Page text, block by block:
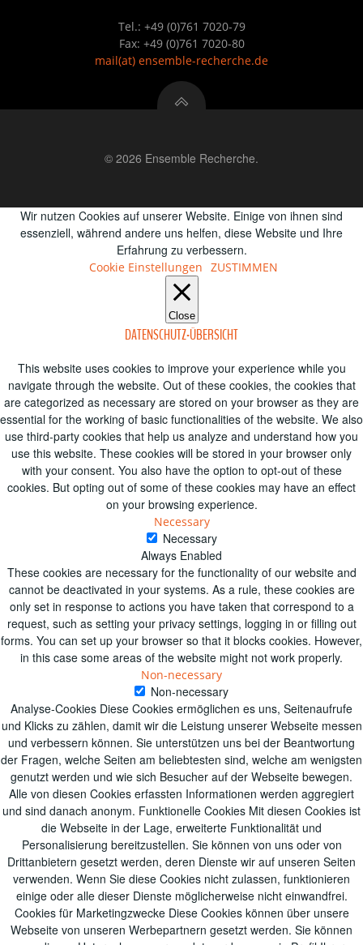
Tel.: +49 (0)761 7020-79
Fax: +49 (0)761 7020-80
mail(at) ensemble-recherche.de
© 2026 Ensemble Recherche.
Wir nutzen Cookies auf unserer Website. Einige von ihnen sind
essenziell, während andere uns helfen, diese Website und Ihre
Erfahrung zu verbessern.
Cookie Einstellungen ZUSTIMMEN
Close
DATENSCHUTZ-ÜBERSICHT
This website uses cookies to improve your experience while you
navigate through the website. Out of these cookies, the cookies that
are categorized as necessary are stored on your browser as they are
essential for the working of basic functionalities of the website. We also
use third-party cookies that help us analyze and understand how you
use this website. These cookies will be stored in your browser only
with your consent. You also have the option to opt-out of these
cookies. But opting out of some of these cookies may have an effect
on your browsing experience.
Necessary
Necessary
Always Enabled
These cookies are necessary for the functionality of our website and
cannot be deactivated in your systems. As a rule, these cookies are
only set in response to actions you have taken that correspond to a
request, such as setting your privacy settings, logging in or filling out
forms. You can set up your browser so that it blocks cookies. However,
in this case some areas of the website might not work properly.
Non-necessary
Non-necessary
Analyse-Cookies Diese Cookies ermöglichen es uns, Seitenaufrufe
und Klicks zu zählen, damit wir die Leistung unserer Webseite messen
und verbessern können. Sie unterstützen uns bei der Beantwortung
der Fragen, welche Seiten am beliebtesten sind, welche am wenigsten
genutzt werden und wie sich Besucher auf der Webseite bewegen.
Alle von diesen Cookies erfassten Informationen werden aggregiert
und sind danach anonym. Funktionelle Cookies Mit diesen Cookies ist
die Webseite in der Lage, erweiterte Funktionalität und
Personalisierung bereitzustellen. Sie können von uns oder von
Drittanbietern gesetzt werden, deren Dienste wir auf unseren Seiten
verwenden. Wenn Sie diese Cookies nicht zulassen, funktionieren
einige oder alle dieser Dienste möglicherweise nicht einwandfrei.
Cookies für Marketingzwecke Diese Cookies können über unsere
Webseite von unseren Werbepartnern gesetzt werden. Sie können